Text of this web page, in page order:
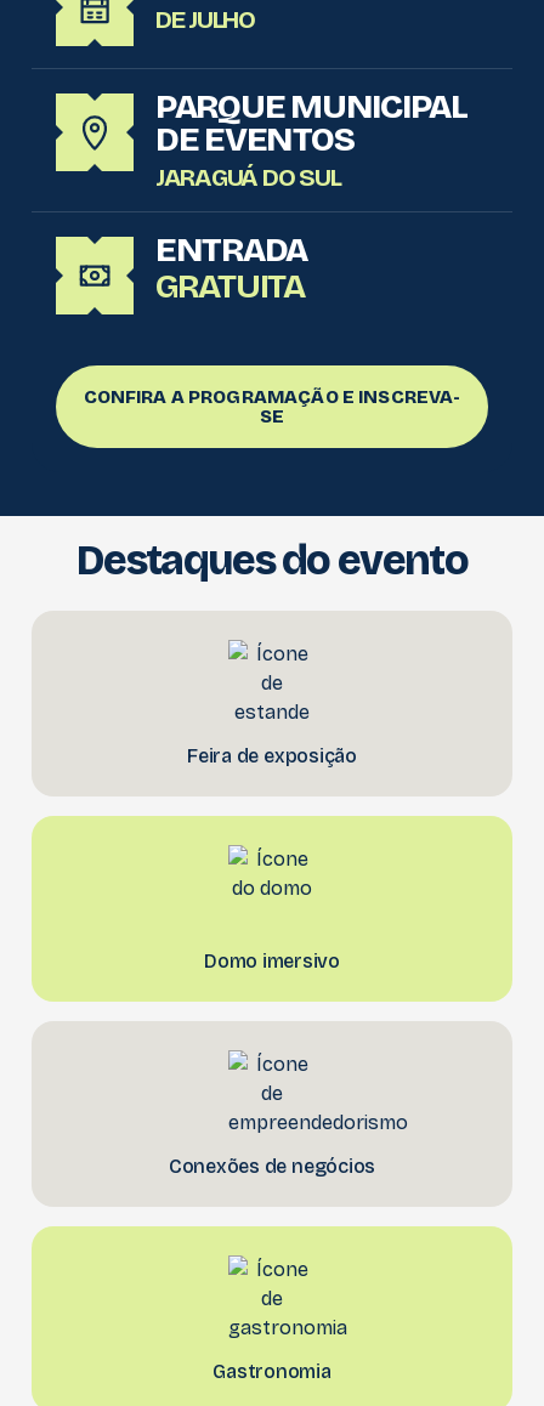
DE JULHO
PARQUE MUNICIPAL
DE EVENTOS
JARAGUÁ DO SUL
ENTRADA
GRATUITA
CONFIRA A PROGRAMAÇÃO E INSCREVA-
SE
Destaques do evento
Feira de exposição
Domo imersivo
Conexões de negócios
Gastronomia